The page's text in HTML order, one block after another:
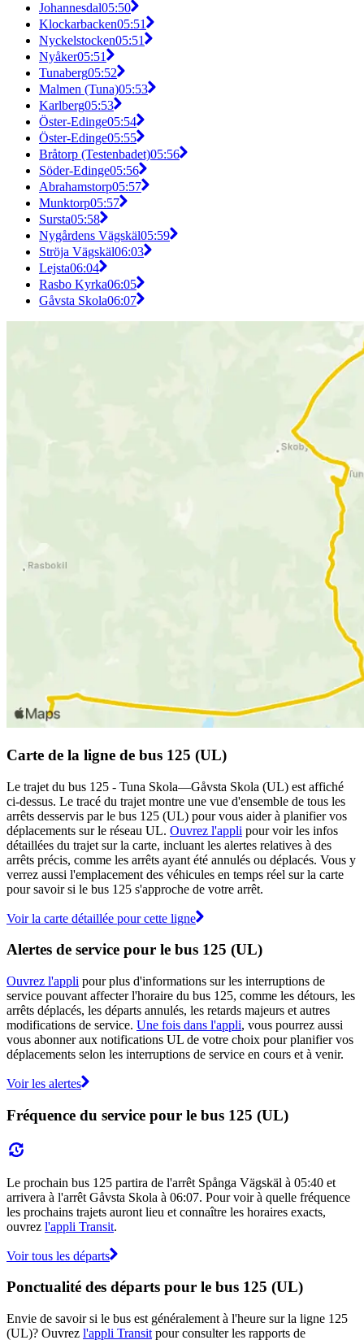
Johannesdal05:50
Klockarbacken05:51
Nyckelstocken05:51
Nyåker05:51
Tunaberg05:52
Malmen (Tuna)05:53
Karlberg05:53
Öster-Edinge05:54
Öster-Edinge05:55
Bråtorp (Testenbadet)05:56
Söder-Edinge05:56
Abrahamstorp05:57
Munktorp05:57
Sursta05:58
Nygårdens Vägskäl05:59
Ströja Vägskäl06:03
Lejsta06:04
Rasbo Kyrka06:05
Gåvsta Skola06:07
Carte de la ligne de bus 125 (UL)
Le trajet du bus 125 - Tuna Skola—Gåvsta Skola (UL) est affiché
ci-dessus. Le tracé du trajet montre une vue d'ensemble de tous les
arrêts desservis par le bus 125 (UL) pour vous aider à planifier vos
déplacements sur le réseau UL. Ouvrez l'appli pour voir les infos
détaillées du trajet sur la carte, incluant les alertes relatives à des
arrêts précis, comme les arrêts ayant été annulés ou déplacés. Vous y
verrez aussi l'emplacement des véhicules en temps réel sur la carte
pour savoir si le bus 125 s'approche de votre arrêt.
Voir la carte détaillée pour cette ligne
Alertes de service pour le bus 125 (UL)
Ouvrez l'appli pour plus d'informations sur les interruptions de
service pouvant affecter l'horaire du bus 125, comme les détours, les
arrêts déplacés, les départs annulés, les retards majeurs et autres
modifications de service. Une fois dans l'appli, vous pourrez aussi
vous abonner aux notifications UL de votre choix pour planifier vos
déplacements selon les interruptions de service en cours et à venir.
Voir les alertes
Fréquence du service pour le bus 125 (UL)
Le prochain bus 125 partira de l'arrêt Spånga Vägskäl à 05:40 et
arrivera à l'arrêt Gåvsta Skola à 06:07. Pour voir à quelle fréquence
les prochains trajets auront lieu et connaître les horaires exacts,
ouvrez l'appli Transit.
Voir tous les départs
Ponctualité des départs pour le bus 125 (UL)
Envie de savoir si le bus est généralement à l'heure sur la ligne 125
(UL)? Ouvrez l'appli Transit pour consulter les rapports de